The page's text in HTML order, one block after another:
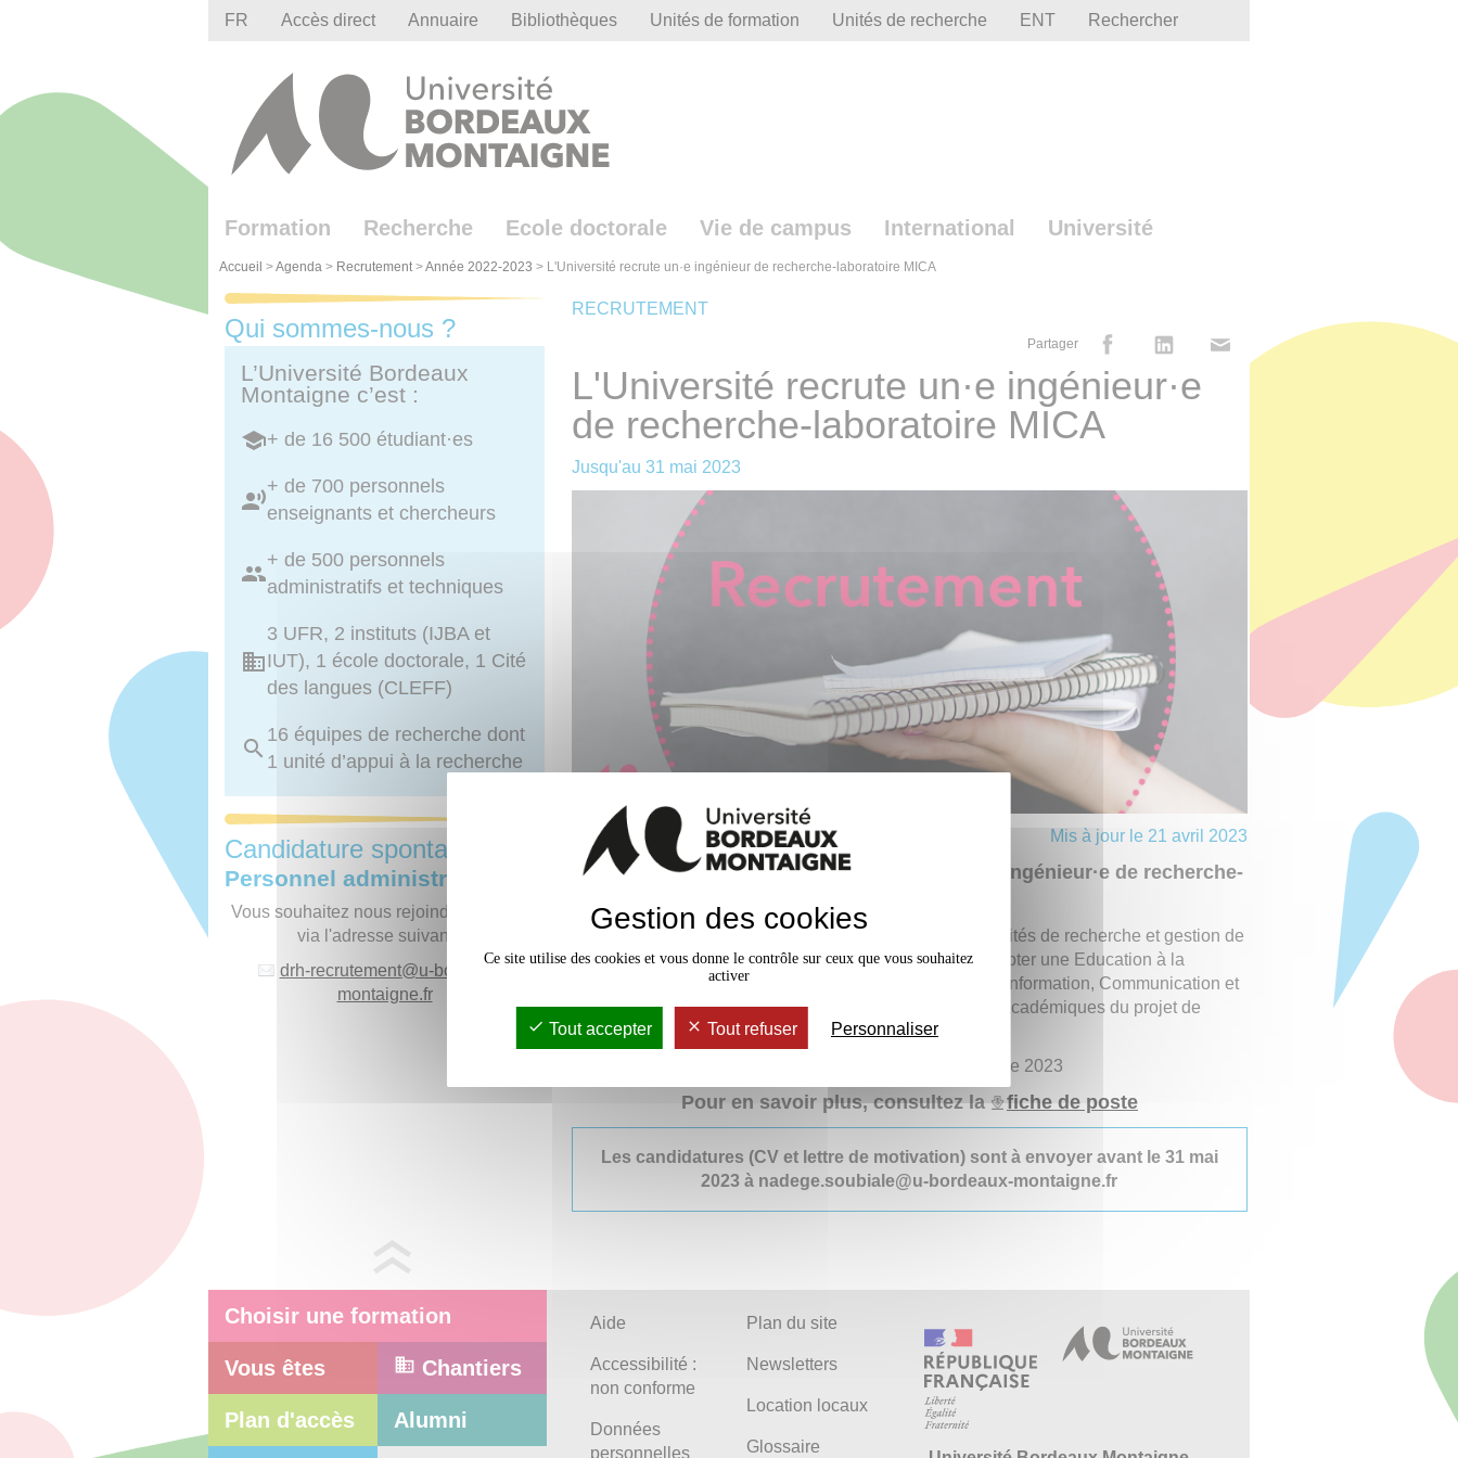
FR Accès direct Annuaire Bibliothèques Unités de formation Unités de recherche ENT Rechercher
Formation Recherche Ecole doctorale Vie de campus International Université
Accueil >Agenda > Recrutement>Année 2022-2023 > L'Université recrute un·e ingénieur de recherche-laboratoire MICA
RECRUTEMENT
Partager
L'Université recrute un·e ingénieur·e
de recherche-laboratoire MICA
Jusqu'au 31 mai 2023
Mis à jour le 21 avril 2023
L'Université Bordeaux Montaigne recrute un·e ingénieur·e de recherche-
L’ingénieur·e de recherche recruté·e participera aux activités de recherche et gestion de
projet du Groupe Thématique Numérique AESON (« Adopter une Education à la
SObriété Numérique ») du laboratoire
(Médiation, Information, Communication et
Arts), EA 4426, aux côtés des chercheurs et partenaires académiques du projet de
recherche.
Poste à pourvoir au 1er septembre 2023
Pour en savoir plus, consultez la fiche de poste
Les candidatures (CV et lettre de motivation) sont à envoyer avant le 31 mai
2023 à nadege.soubiale@u-bordeaux-montaigne.fr
Qui sommes-nous ?
L’Université Bordeaux
Montaigne c’est :
+ de 16 500 étudiant·es
+ de 700 personnels
enseignants et chercheurs
+ de 500 personnels
administratifs et techniques
3 UFR, 2 instituts (IJBA et
IUT), 1 école doctorale, 1 Cité
des langues (CLEFF)
16 équipes de recherche dont
1 unité d’appui à la recherche
Candidature spontanée
Personnel administratif
Vous souhaitez nous rejoindre, postulez
via l'adresse suivante :
drh-recrutement@u-bordeaux-
montaigne.fr
Choisir une formation
Vous êtes Chantiers
Plan d'accès Alumni
Aide
Accessibilité :
non conforme
Données
personnelles
Plan du site
Newsletters
Location locaux
Glossaire
Gestion des cookies
Ce site utilise des cookies et vous donne le contrôle sur ceux que vous souhaitez
activer
Tout accepter Tout refuser Personnaliser